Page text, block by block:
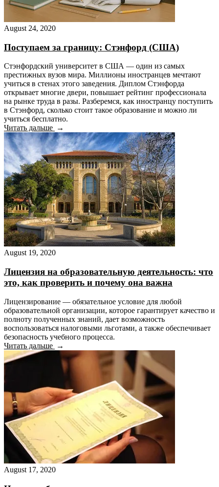
August 24, 2020
Поступаем за границу: Стэнфорд (США)
Стэнфордский университет в США — один из самых
престижных вузов мира. Миллионы иностранцев мечтают
учиться в стенах этого заведения. Диплом Стэнфорда
открывает многие двери, повышает рейтинг профессионала
на рынке труда в разы. Разберемся, как иностранцу поступить
в Стэнфорд, сколько стоит такое образование и можно ли
учиться бесплатно.
Читать дальше
August 19, 2020
Лицензия на образовательную деятельность: что
это, как проверить и почему она важна
Лицензирование — обязательное условие для любой
образовательной организации, которое гарантирует качество и
полноту полученных знаний, дает возможность
воспользоваться налоговыми льготами, а также обеспечивает
безопасность учебного процесса.
Читать дальше
August 17, 2020